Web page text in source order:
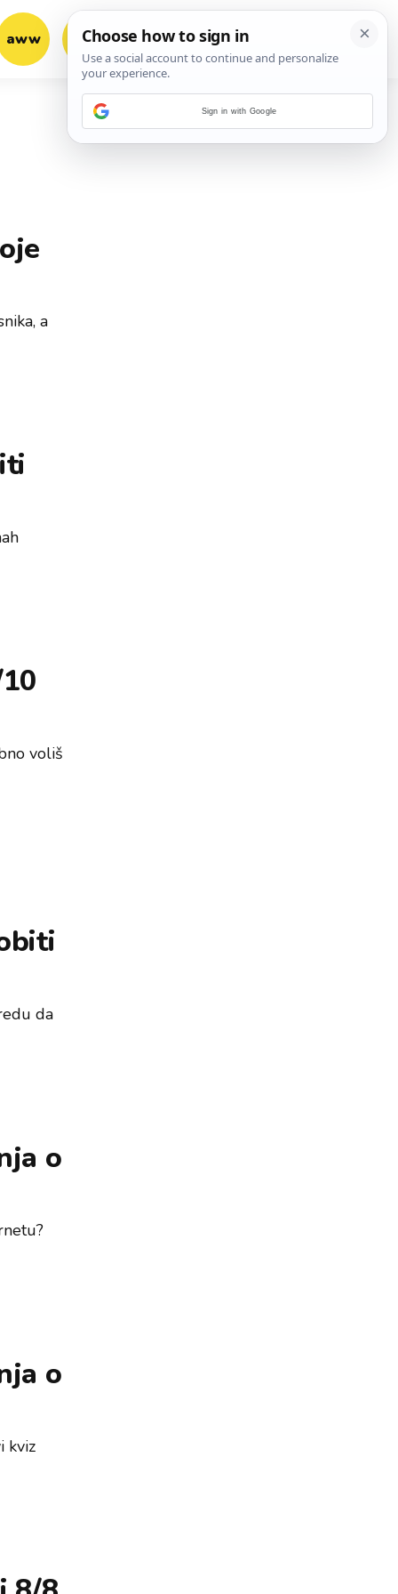
aww vrh! woot?!
a
voliš
da
o
o
kviz
Sign in with Google